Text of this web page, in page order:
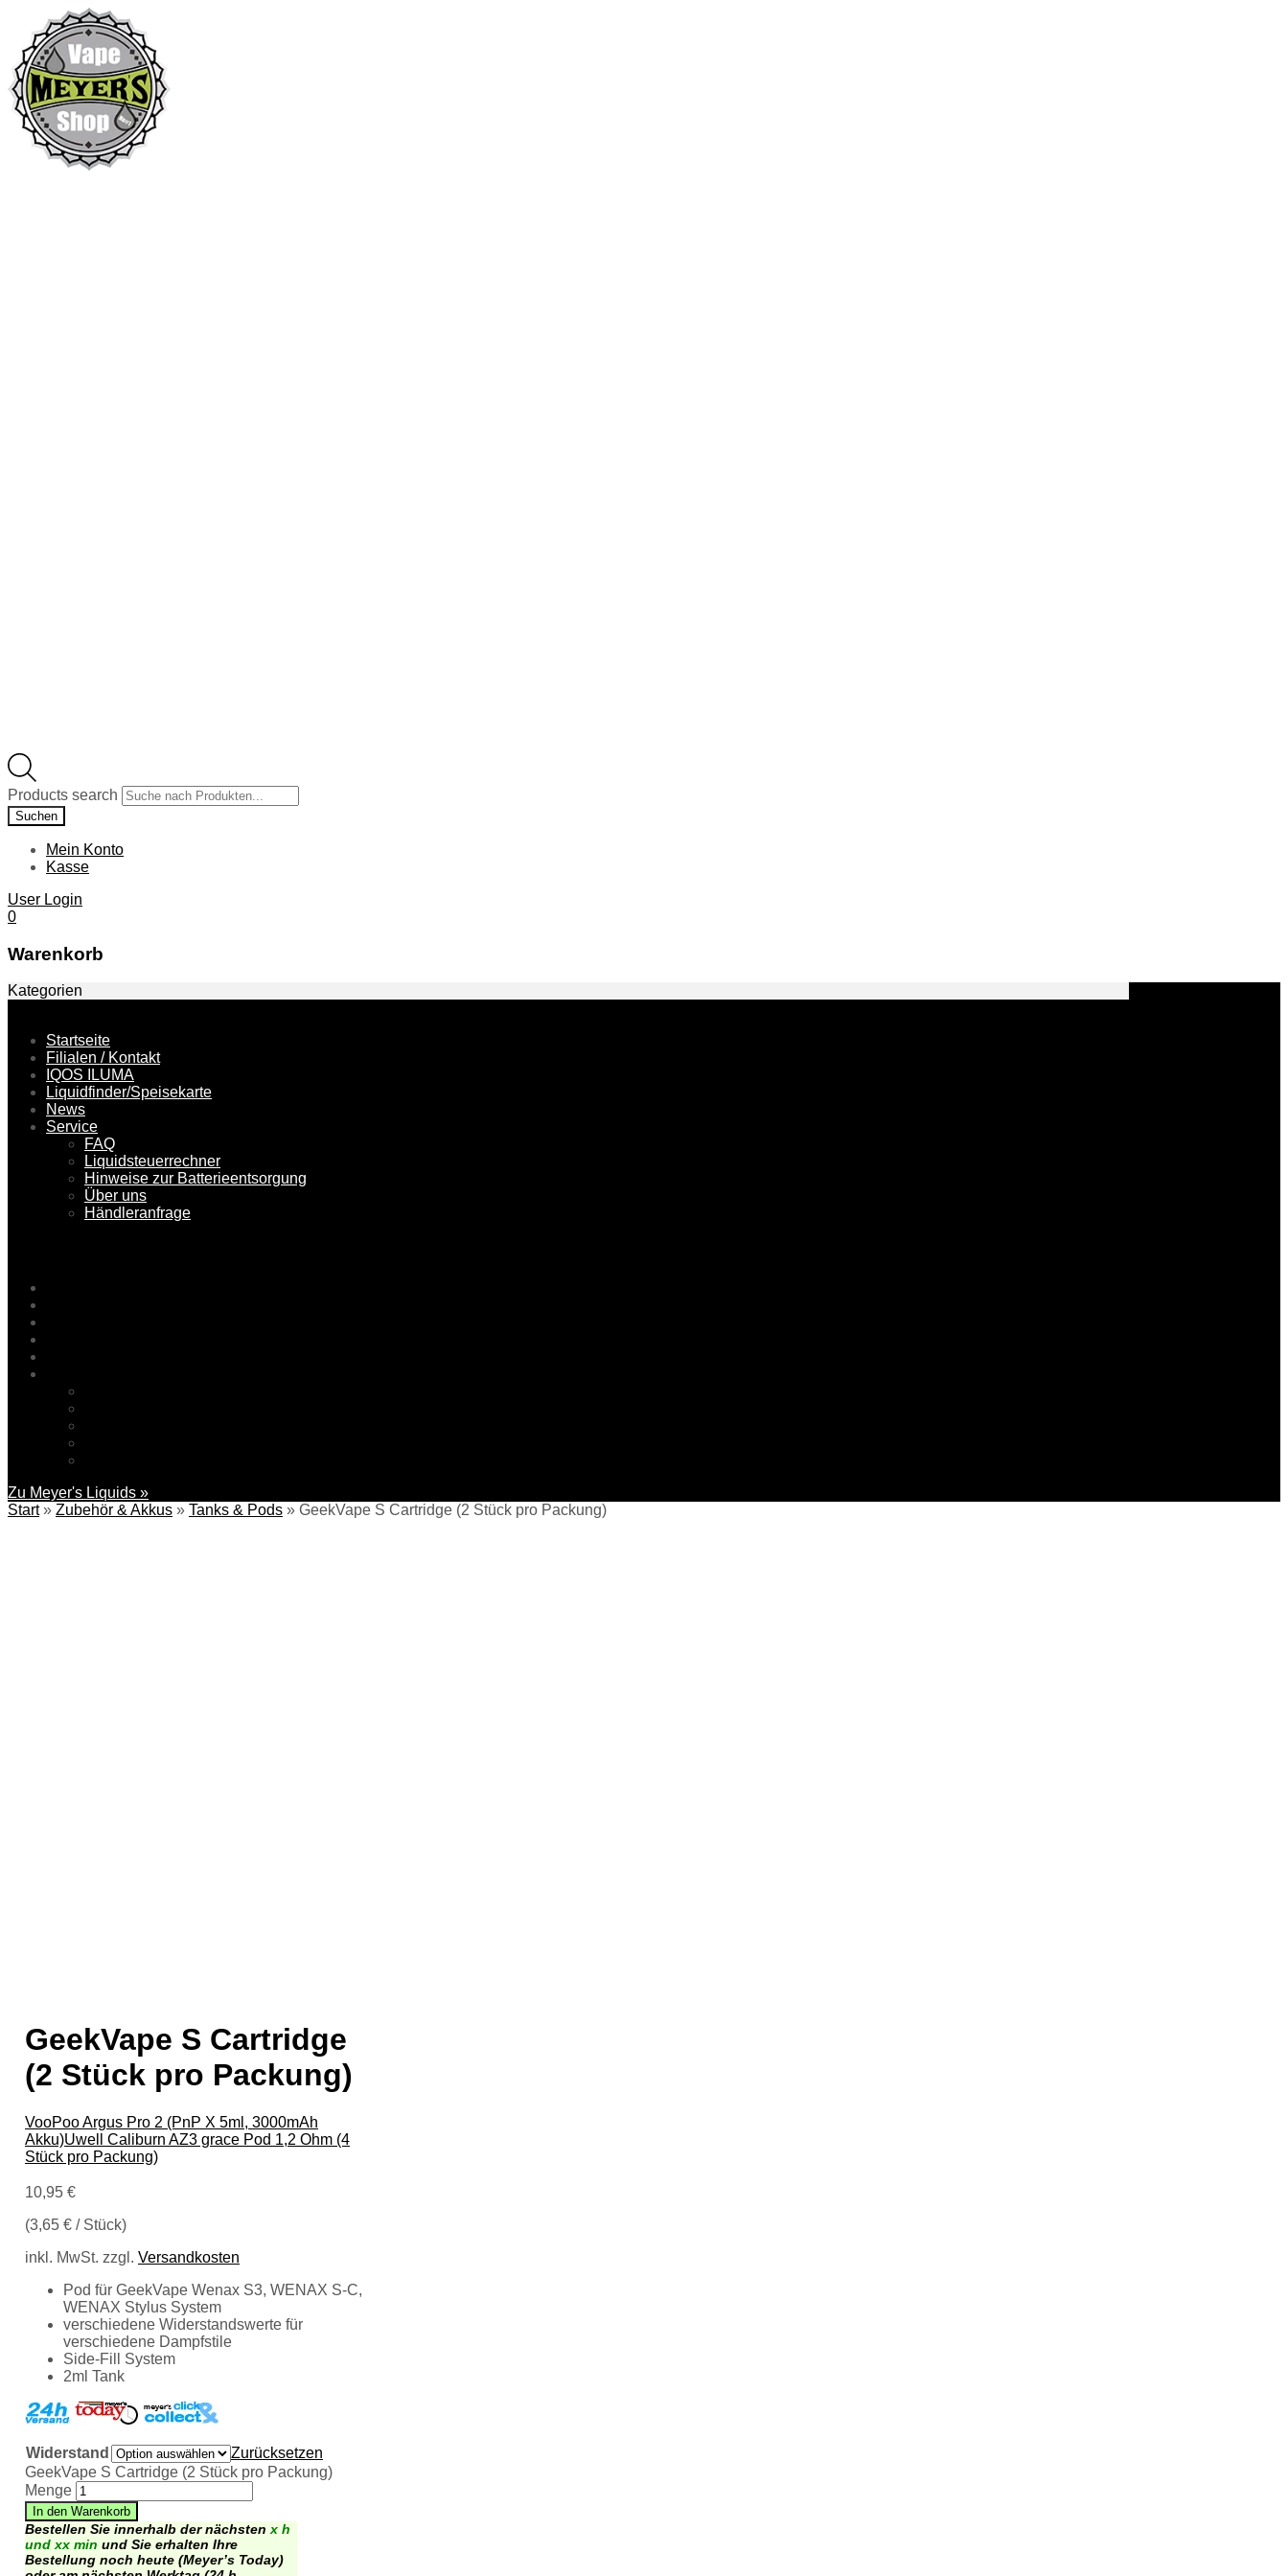
Products search
Suchen
Mein Konto
Kasse
User Login
0
Warenkorb
Kategorien
Startseite
Filialen / Kontakt
IQOS ILUMA
Liquidfinder/Speisekarte
News
Service
FAQ
Liquidsteuerrechner
Hinweise zur Batterieentsorgung
Über uns
Händleranfrage
Zu Meyer's Liquids »
Start» Zubehör & Akkus » Tanks & Pods » GeekVape S Cartridge (2 Stück pro Packung)
GeekVape S Cartridge
(2 Stück pro Packung)
VooPoo Argus Pro 2 (PnP X 5ml, 3000mAh
Akku)Uwell Caliburn AZ3 grace Pod 1,2 Ohm (4
Stück pro Packung)
10,95 €
(3,65 € / Stück)
inkl. MwSt. zzgl. Versandkosten
Pod für GeekVape Wenax S3, WENAX S-C,
WENAX Stylus System
verschiedene Widerstandswerte für
verschiedene Dampfstile
Side-Fill System
2ml Tank
Widerstand
Zurücksetzen
GeekVape S Cartridge (2 Stück pro Packung)
Menge
In den Warenkorb
Bestellen Sie innerhalb der nächsten x h
und xx min und Sie erhalten Ihre
Bestellung noch heute (Meyer’s Today)